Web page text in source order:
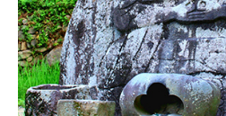
【受付終了】2026大会同日開催
ン大会